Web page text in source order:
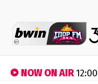
NOW ON AIR